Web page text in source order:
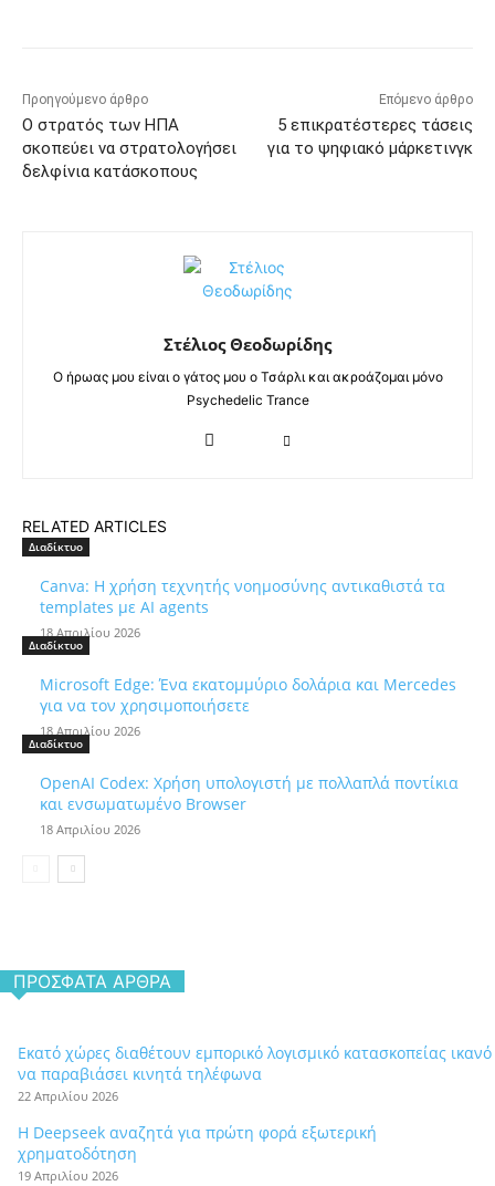
Προηγούμενο άρθρο
Ο στρατός των ΗΠΑ
σκοπεύει να στρατολογήσει
δελφίνια κατάσκοπους
Επόμενο άρθρο
5 επικρατέστερες τάσεις
για το ψηφιακό μάρκετινγκ
Στέλιος Θεοδωρίδης
Ο ήρωας μου είναι ο γάτος μου ο Τσάρλι και ακροάζομαι μόνο
Psychedelic Trance
RELATED ARTICLES
Διαδίκτυο
Canva: Η χρήση τεχνητής νοημοσύνης αντικαθιστά τα
templates με AI agents
18 Απριλίου 2026
Διαδίκτυο
Microsoft Edge: Ένα εκατομμύριο δολάρια και Mercedes
για να τον χρησιμοποιήσετε
18 Απριλίου 2026
Διαδίκτυο
OpenAI Codex: Χρήση υπολογιστή με πολλαπλά ποντίκια
και ενσωματωμένο Browser
18 Απριλίου 2026
ΠΡΌΣΦΑΤΑ ΆΡΘΡΑ
Εκατό χώρες διαθέτουν εμπορικό λογισμικό κατασκοπείας ικανό
να παραβιάσει κινητά τηλέφωνα
22 Απριλίου 2026
Η Deepseek αναζητά για πρώτη φορά εξωτερική
χρηματοδότηση
19 Απριλίου 2026